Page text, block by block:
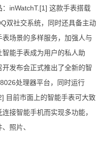
inWatchT.[1] 这款手表搭载
双社交系统，同时还具备主动
场景的多样服务，加强人与
能手表成为用户的私人助
发布会正式推出了全新的智
处理器平台，同时运行
目前市面上的智能手表可大致
接智能手机而实现多功能，
照片、